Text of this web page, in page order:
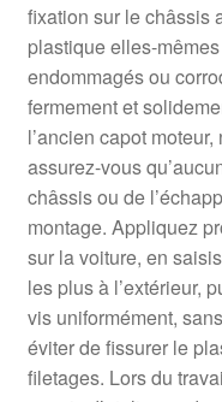
fixation sur le châssis
plastique elles-
endommagés ou
fermement et
l’ancien capot
assurez-vous
châssis ou de
montage. Appliquez
sur la voiture, en
les plus à l’extérieur,
vis uniformément,
éviter de fissurer le
filetages. Lors du